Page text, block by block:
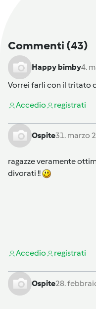
Commenti (43)
Happy bimby4.
Vorrei farli con il tritato
Accedio registrati
Ospite31. marzo
ragazze veramente
divorati !!
Accedio registrati
Ospite28.